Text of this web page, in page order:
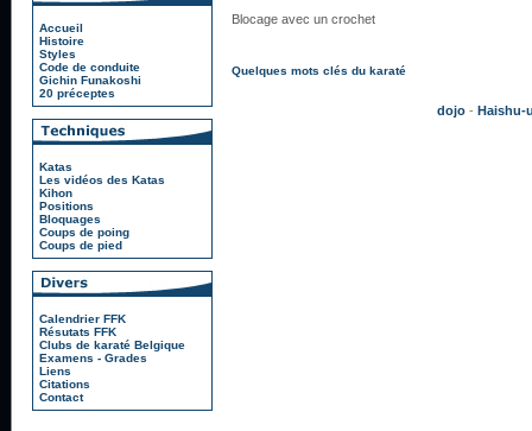
Accueil
Histoire
Styles
Code de conduite
Gichin Funakoshi
20 préceptes
Katas
Les vidéos des Katas
Kihon
Positions
Bloquages
Coups de poing
Coups de pied
Calendrier FFK
Résutats FFK
Clubs de karaté Belgique
Examens - Grades
Liens
Citations
Contact
Blocage avec un crochet
Quelques mots clés du karaté
dojo-